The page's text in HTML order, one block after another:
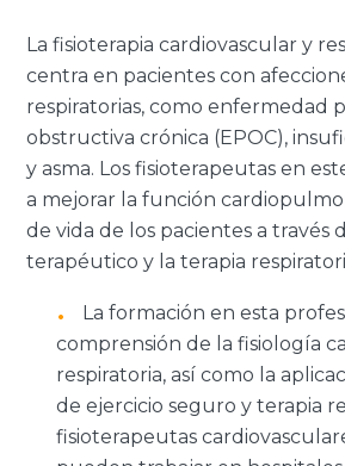
La fisioterapia cardiovascular y
centra en pacientes con
respiratorias, como enfermedad
obstructiva crónica (EPOC),
y asma. Los fisioterapeutas en
a mejorar la función
de vida de los pacientes a través
terapéutico y la terapia
La formación en esta
comprensión de la fisiología
respiratoria, así como la
de ejercicio seguro y terapia
fisioterapeutas